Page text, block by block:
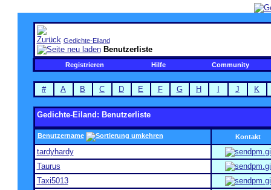
Gedichte-Eiland
Benutzerliste
Registrieren Hilfe Community
# A B C D E F G H J K
Gedichte-Eiland: Benutzerliste
Benutzername Kontakt
tardyhardy
Taurus
Taxi5013